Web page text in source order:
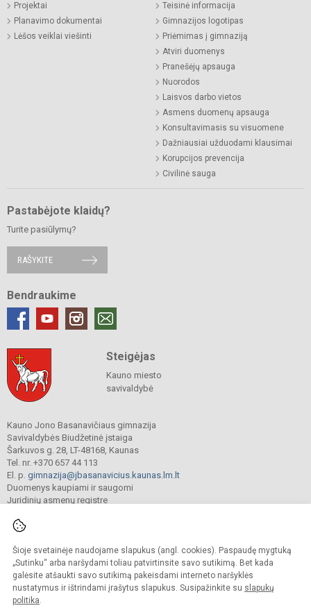
Šioje svetainėje naudojame slapukus (angl. cookies). Paspaudę mygtuką
„Sutinku“ arba naršydami toliau patvirtinsite savo sutikimą. Bet kada
galėsite atšaukti savo sutikimą pakeisdami interneto naršyklės
nustatymus ir ištrindami įrašytus slapukus. Susipažinkite su slapukų
politika.
Projektai
Planavimo dokumentai
Lėšos veiklai viešinti
Teisinė informacija
Gimnazijos logotipas
Priėmimas į gimnaziją
Atviri duomenys
Pranešėjų apsauga
Nuorodos
Laisvos darbo vietos
Asmens duomenų apsauga
Konsultavimasis su visuomene
Dažniausiai užduodami klausimai
Korupcijos prevencija
Civilinė sauga
Pastabėjote klaidų?
Turite pasiūlymų?
RAŠYKITE
Bendraukime
Steigėjas
Kauno miesto
savivaldybė
Kauno Jono Basanavičiaus gimnazija
Savivaldybės Biudžetinė įstaiga
Šarkuvos g. 28, LT-48168, Kaunas
Tel. nr. +370 657 44 113
El. p. gimnazija@jbasanavicius.kaunas.lm.lt
Duomenys kaupiami ir saugomi
Juridinių asmenų registre
© 2018. Kauno Jono Basanavičiaus gimnazija. Visos teisės saugomos.
Kopijuoti turinį be raštiško gimnazijos sutikimo griežtai draudžiama.
Versija neįgaliesiems Slapukų valdymas